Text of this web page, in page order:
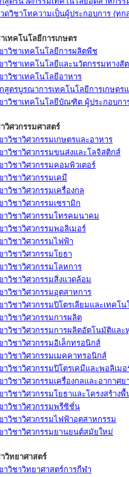
ดวิชาโทความเป็นผู้ประกอบการ (ทุก
เทคโนโลยีการเกษตร
าวิชาเทคโนโลยีการผลิตพืช
าวิชาเทคโนโลยีและนวัตกรรมทางสั
าวิชาเทคโนโลยีอาหาร
สูตรบูรณาการเทคโนโลยีการเกษต
าวิชาเทคโนโลยีบัณฑิต ผู้ประกอบกา
วิศวกรรมศาสตร์
าวิชาวิศวกรรมเกษตรและอาหาร
าวิชาวิศวกรรมขนส่งและโลจิสติกส์
าวิชาวิศวกรรมคอมพิวเตอร์
าวิชาวิศวกรรมเคมี
าวิชาวิศวกรรมเครื่องกล
าวิชาวิศวกรรมเซรามิก
าวิชาวิศวกรรมโทรคมนาคม
าวิชาวิศวกรรมพอลิเมอร์
าวิชาวิศวกรรมไฟฟ้า
าวิชาวิศวกรรมโยธา
าวิชาวิศวกรรมโลหการ
าวิชาวิศวกรรมสิ่งแวดล้อม
าวิชาวิศวกรรมอุตสาหการ
าวิชาวิศวกรรมปิโตรเลียมและเทคโ
าวิชาวิศวกรรมการผลิต
าวิชาวิศวกรรมการผลิตอัตโนมัติแล
าวิชาวิศวกรรมอิเล็กทรอนิกส์
าวิชาวิศวกรรมเมคคาทรอนิกส์
าวิชาวิศวกรรมปิโตรเคมีและพอลิเม
าวิชาวิศวกรรมเครื่องกลและอากาศ
าวิชาวิศวกรรมโยธาและโครงสร้างพื้
าวิชาวิศวกรรมพรีซิชั่น
าวิชาวิศวกรรมไฟฟ้าอุตสาหกรรม
าวิชาวิศวกรรมยานยนต์สมัยใหม่
วิทยาศาสตร์
าวิชาวิทยาศาสตร์การกีฬา